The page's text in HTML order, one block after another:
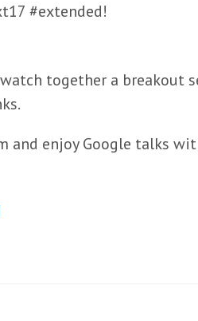
#extended!
together a breakout
and enjoy Google talks